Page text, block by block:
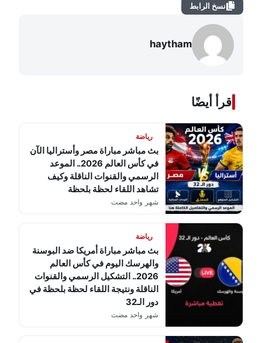
نسخ الرابط
haytham
اقرأ أيضًا
رياضة
بث مباشر مباراة مصر وأستراليا الآن
في كأس العالم 2026.. الموعد
الرسمي والقنوات الناقلة وكيف
تشاهد اللقاء لحظة بلحظة
شهر واحد مضت
رياضة
بث مباشر مباراة أمريكا ضد البوسنة
والهرسك اليوم في كأس العالم
2026.. التشكيل الرسمي والقنوات
الناقلة ونتيجة اللقاء لحظة بلحظة في
دور الـ32
شهر واحد مضت